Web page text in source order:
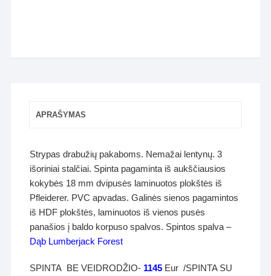
APRAŠYMAS
Strypas drabužių pakaboms. Nemažai lentynų. 3
išoriniai stalčiai. Spinta pagaminta iš aukščiausios
kokybės 18 mm dvipusės laminuotos plokštės iš
Pfleiderer. PVC apvadas. Galinės sienos pagamintos
iš HDF plokštės, laminuotos iš vienos pusės
panašios į baldo korpuso spalvos. Spintos spalva –
Dąb Lumberjack Forest
SPINTA BE VEIDRODŽIO- 1145 Eur /SPINTA SU